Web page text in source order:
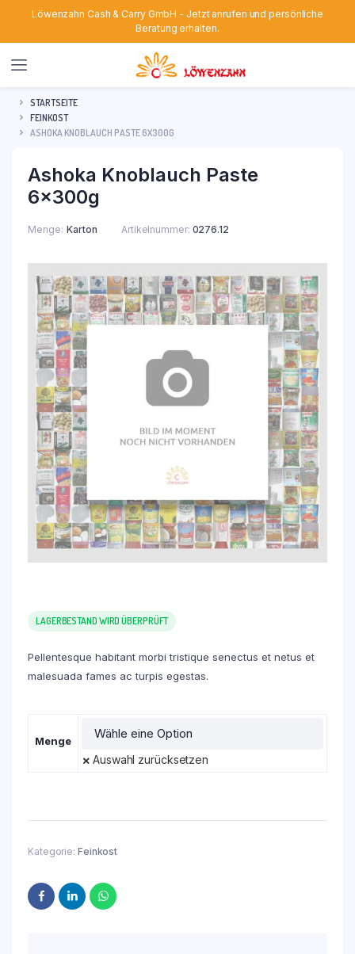
Löwenzahn Cash & Carry GmbH - Jetzt anrufen und persönliche
Beratung erhalten.
STARTSEITE
FEINKOST
ASHOKA KNOBLAUCH PASTE 6X300G
Ashoka Knoblauch Paste
6x300g
Menge Karton Artikelnummer: 0276.12
LAGERBESTAND WIRD ÜBERPRÜFT
Pellentesque habitant morbi tristique senectus et netus et
malesuada fames ac turpis egestas.
Menge
Auswahl zurücksetzen
Kategorie: Feinkost